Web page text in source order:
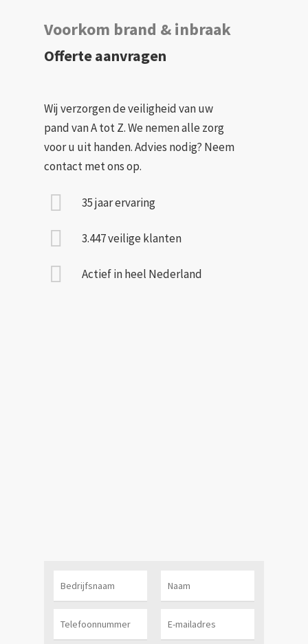
Voorkom brand & inbraak
Offerte aanvragen
Wij verzorgen de veiligheid van uw
pand van A tot Z. We nemen alle zorg
voor u uit handen. Advies nodig? Neem
contact met ons op.
35 jaar ervaring
3.447 veilige klanten
Actief in heel Nederland